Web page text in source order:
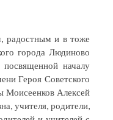
радостным и в тоже
города Людиново
началу
Героя Советского
Моисеенков Алексей
учителя, родители,